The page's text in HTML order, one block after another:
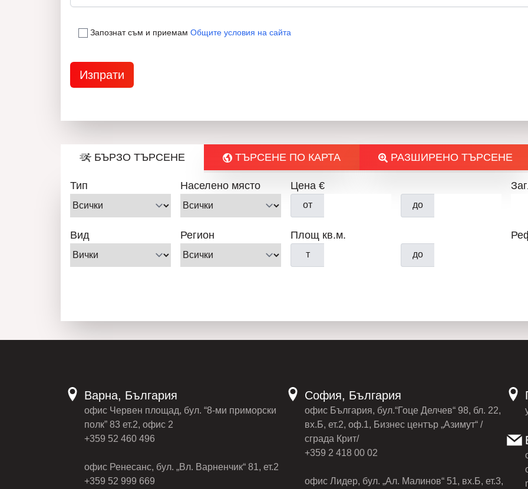
Нов Дом 1– винаги най-
https://www.youtube.com/
Запознат съм и приемам Общите условия на сайта
БЪРЗО ТЪРСЕНЕ ТЪРСЕНЕ ПО КАРТА РАЗШИРЕНО ТЪРСЕНЕ
Тип Населено място
Вид Регион
Цена €
от до
Площ кв.м.
т до
Варна, България
офис Червен площад, бул. “8-ми приморски
полк” 83 ет.2, офис 2
+359 52 460 496
офис Ренесанс, бул. „Вл. Варненчик“ 81, ет.2
+359 52 999 669
София, България
офис България, бул.“Гоце Делчев“ 98, бл. 22,
вх.Б, ет.2, оф.1, Бизнес център „Азимут“ /
сграда Крит/
+359 2 418 00 02
офис Лидер, бул. „Ал. Малинов“ 51, вх.Б, ет.3,